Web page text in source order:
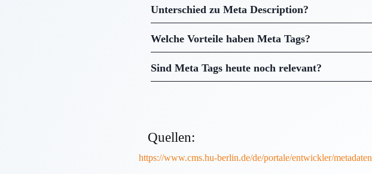
Unterschied zu Meta Description?
Welche Vorteile haben Meta Tags?
Sind Meta Tags heute noch relevant?
Quellen:
https://www.cms.hu-berlin.de/de/portale/entwickler/metadaten